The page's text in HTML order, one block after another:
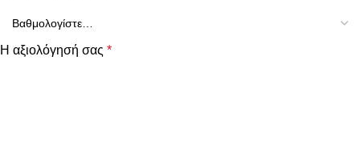
Η αξιολόγησή σας *